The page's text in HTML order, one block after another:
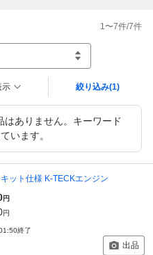
1 〜7件/7件
示 絞り込み(1)
はありません。キーワード
います。
ット仕様 K-TECKエンジン
円
円
終了
出品